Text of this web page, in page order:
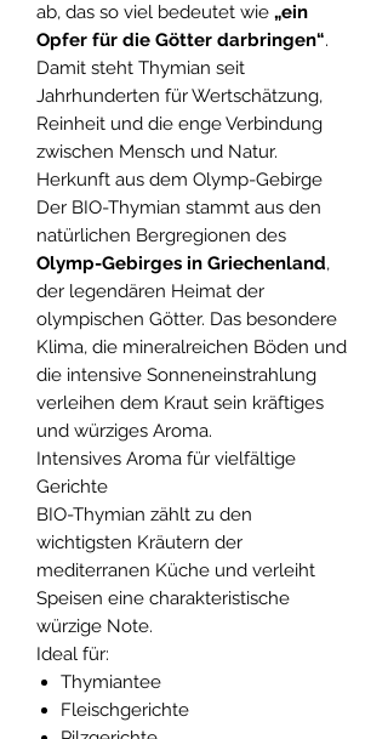
ab, das so viel bedeutet wie „ein
Opfer für die Götter darbringen“.
Damit steht Thymian seit
Jahrhunderten für Wertschätzung,
Reinheit und die enge Verbindung
zwischen Mensch und Natur.
Herkunft aus dem Olymp-Gebirge
Der BIO-Thymian stammt aus den
natürlichen Bergregionen des
Olymp-Gebirges in Griechenland,
der legendären Heimat der
olympischen Götter. Das besondere
Klima, die mineralreichen Böden und
die intensive Sonneneinstrahlung
verleihen dem Kraut sein kräftiges
und würziges Aroma.
Intensives Aroma für vielfältige
Gerichte
BIO-Thymian zählt zu den
wichtigsten Kräutern der
mediterranen Küche und verleiht
Speisen eine charakteristische
würzige Note.
Ideal für:
Thymiantee
Fleischgerichte